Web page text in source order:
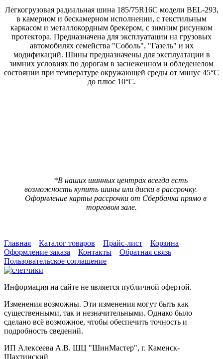
Легкогрузовая радиальная шина 185/75R16C модели BEL-293,
в камерном и бескамерном исполнении, с текстильным
каркасом и металлокордным брекером, с зимним рисунком
протектора. Предназначена для эксплуатации на грузовых
автомобилях семейства "Соболь", "Газель" и их
модификаций. Шины предназначены для эксплуатации в
зимних условиях по дорогам в заснеженном и обледенелом
состоянии при температуре окружающей среды от минус 45°С
до плюс 10°С.
*В наших шинных центрах всегда есть
возможность купить шины или диски в рассрочку.
Оформление карты рассрочки от Сбербанка прямо в
торговом зале.
Главная Каталог товаров Прайс-лист
Корзина
Оформление заказа
Контакты
Обратная связь
Пользовательское соглашение
Информация на сайте не является публичной офертой.
Изменения возможны. Эти изменения могут быть как
существенными, так и незначительными. Однако было
сделано всё возможное, чтобы обеспечить точность и
подробность сведений.
ИП Алексеева А.В. ШЦ "ШинМастер", г. Каменск-
Шахтинский